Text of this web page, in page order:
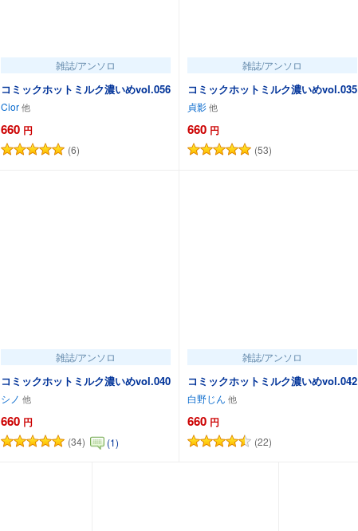
雑誌/アンソロ
コミックホットミルク濃いめvol.056
Cior
660 円
(6)
カートに追加
雑誌/アンソロ
コミックホットミルク濃いめvol.035
貞影
660 円
(53)
カートに追加
雑誌/アンソロ
コミックホットミルク濃いめvol.040
シノ
660 円
(34) (1)
カートに追加
雑誌/アンソロ
コミックホットミルク濃いめvol.042
白野じん
660 円
(22)
カートに追加